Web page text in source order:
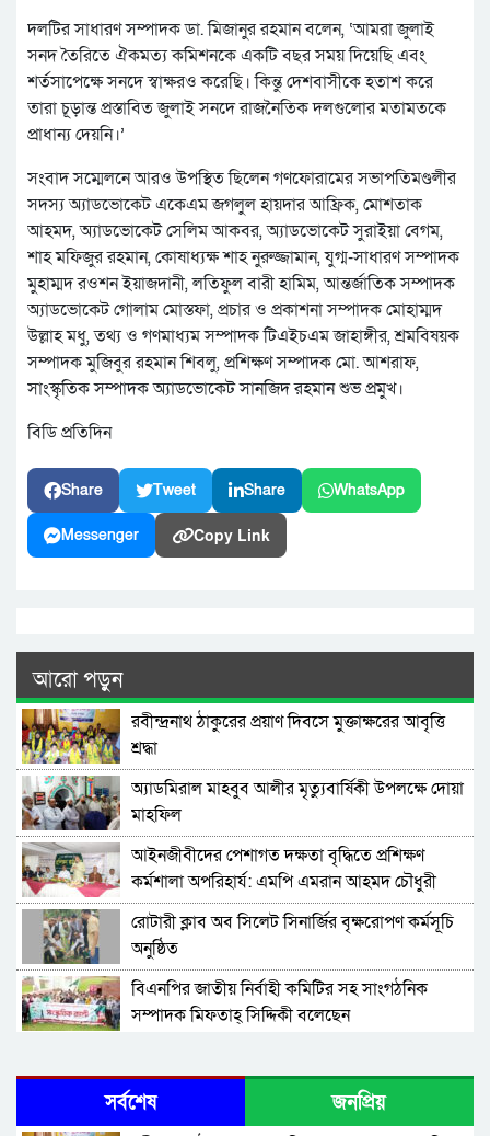
দলটির সাধারণ সম্পাদক ডা. মিজানুর রহমান বলেন, ‘আমরা জুলাই
সনদ তৈরিতে ঐকমত্য কমিশনকে একটি বছর সময় দিয়েছি এবং
শর্তসাপেক্ষে সনদে স্বাক্ষরও করেছি। কিন্তু দেশবাসীকে হতাশ করে
তারা চূড়ান্ত প্রস্তাবিত জুলাই সনদে রাজনৈতিক দলগুলোর মতামতকে
প্রাধান্য দেয়নি।’
সংবাদ সম্মেলনে আরও উপস্থিত ছিলেন গণফোরামের সভাপতিমণ্ডলীর
সদস্য অ্যাডভোকেট একেএম জগলুল হায়দার আফ্রিক, মোশতাক
আহমদ, অ্যাডভোকেট সেলিম আকবর, অ্যাডভোকেট সুরাইয়া বেগম,
শাহ মফিজুর রহমান, কোষাধ্যক্ষ শাহ নুরুজ্জামান, যুগ্ম-সাধারণ সম্পাদক
মুহাম্মদ রওশন ইয়াজদানী, লতিফুল বারী হামিম, আন্তর্জাতিক সম্পাদক
অ্যাডভোকেট গোলাম মোস্তফা, প্রচার ও প্রকাশনা সম্পাদক মোহাম্মদ
উল্লাহ মধু, তথ্য ও গণমাধ্যম সম্পাদক টিএইচএম জাহাঙ্গীর, শ্রমবিষয়ক
সম্পাদক মুজিবুর রহমান শিবলু, প্রশিক্ষণ সম্পাদক মো. আশরাফ,
সাংস্কৃতিক সম্পাদক অ্যাডভোকেট সানজিদ রহমান শুভ প্রমুখ।
বিডি প্রতিদিন
Share Tweet Share WhatsApp
Messenger Copy Link
আরো পড়ুন
রবীন্দ্রনাথ ঠাকুরের প্রয়াণ দিবসে মুক্তাক্ষরের আবৃত্তি
শ্রদ্ধা
অ্যাডমিরাল মাহবুব আলীর মৃত্যুবার্ষিকী উপলক্ষে দোয়া
মাহফিল
‎আইনজীবীদের পেশাগত দক্ষতা বৃদ্ধিতে প্রশিক্ষণ
কর্মশালা অপরিহার্য: এমপি এমরান আহমদ চৌধুরী
রোটারী ক্লাব অব সিলেট সিনার্জির বৃক্ষরোপণ কর্মসূচি
অনুষ্ঠিত
বিএনপির জাতীয় নির্বাহী কমিটির সহ সাংগঠনিক
সম্পাদক মিফতাহ্ সিদ্দিকী বলেছেন
সেক্রেটারী অধ্যক্ষ নজরুল ইসলাম বলেছেন
সিলেটে গ্যাস সংকট নিয়ে যা বলল জালালাবাদ
সর্বশেষ জনপ্রিয়